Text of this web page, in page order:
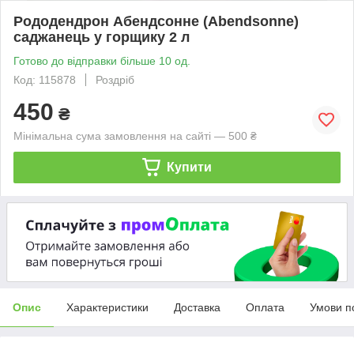
Рододендрон Абендсонне (Abendsonne)
саджанець у горщику 2 л
Готово до відправки більше 10 од.
Код: 115878
Роздріб
450 ₴
Мінімальна сума замовлення на сайті — 500 ₴
Купити
Опис Характеристики Доставка Оплата Умови